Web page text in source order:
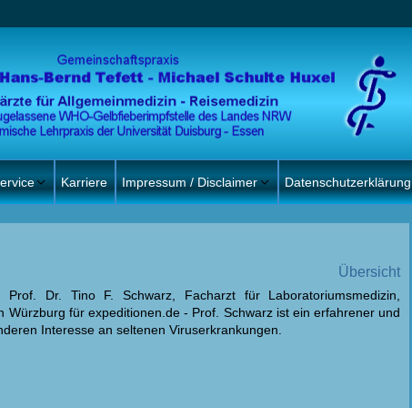
Karriere Impressum / Disclaimer Datenschutzerklärung
Übersicht
Dr. Tino F. Schwarz, Facharzt für Laboratoriumsmedizin,
Würzburg für expeditionen.de - Prof. Schwarz ist ein erfahrener und
Interesse an seltenen Viruserkrankungen.